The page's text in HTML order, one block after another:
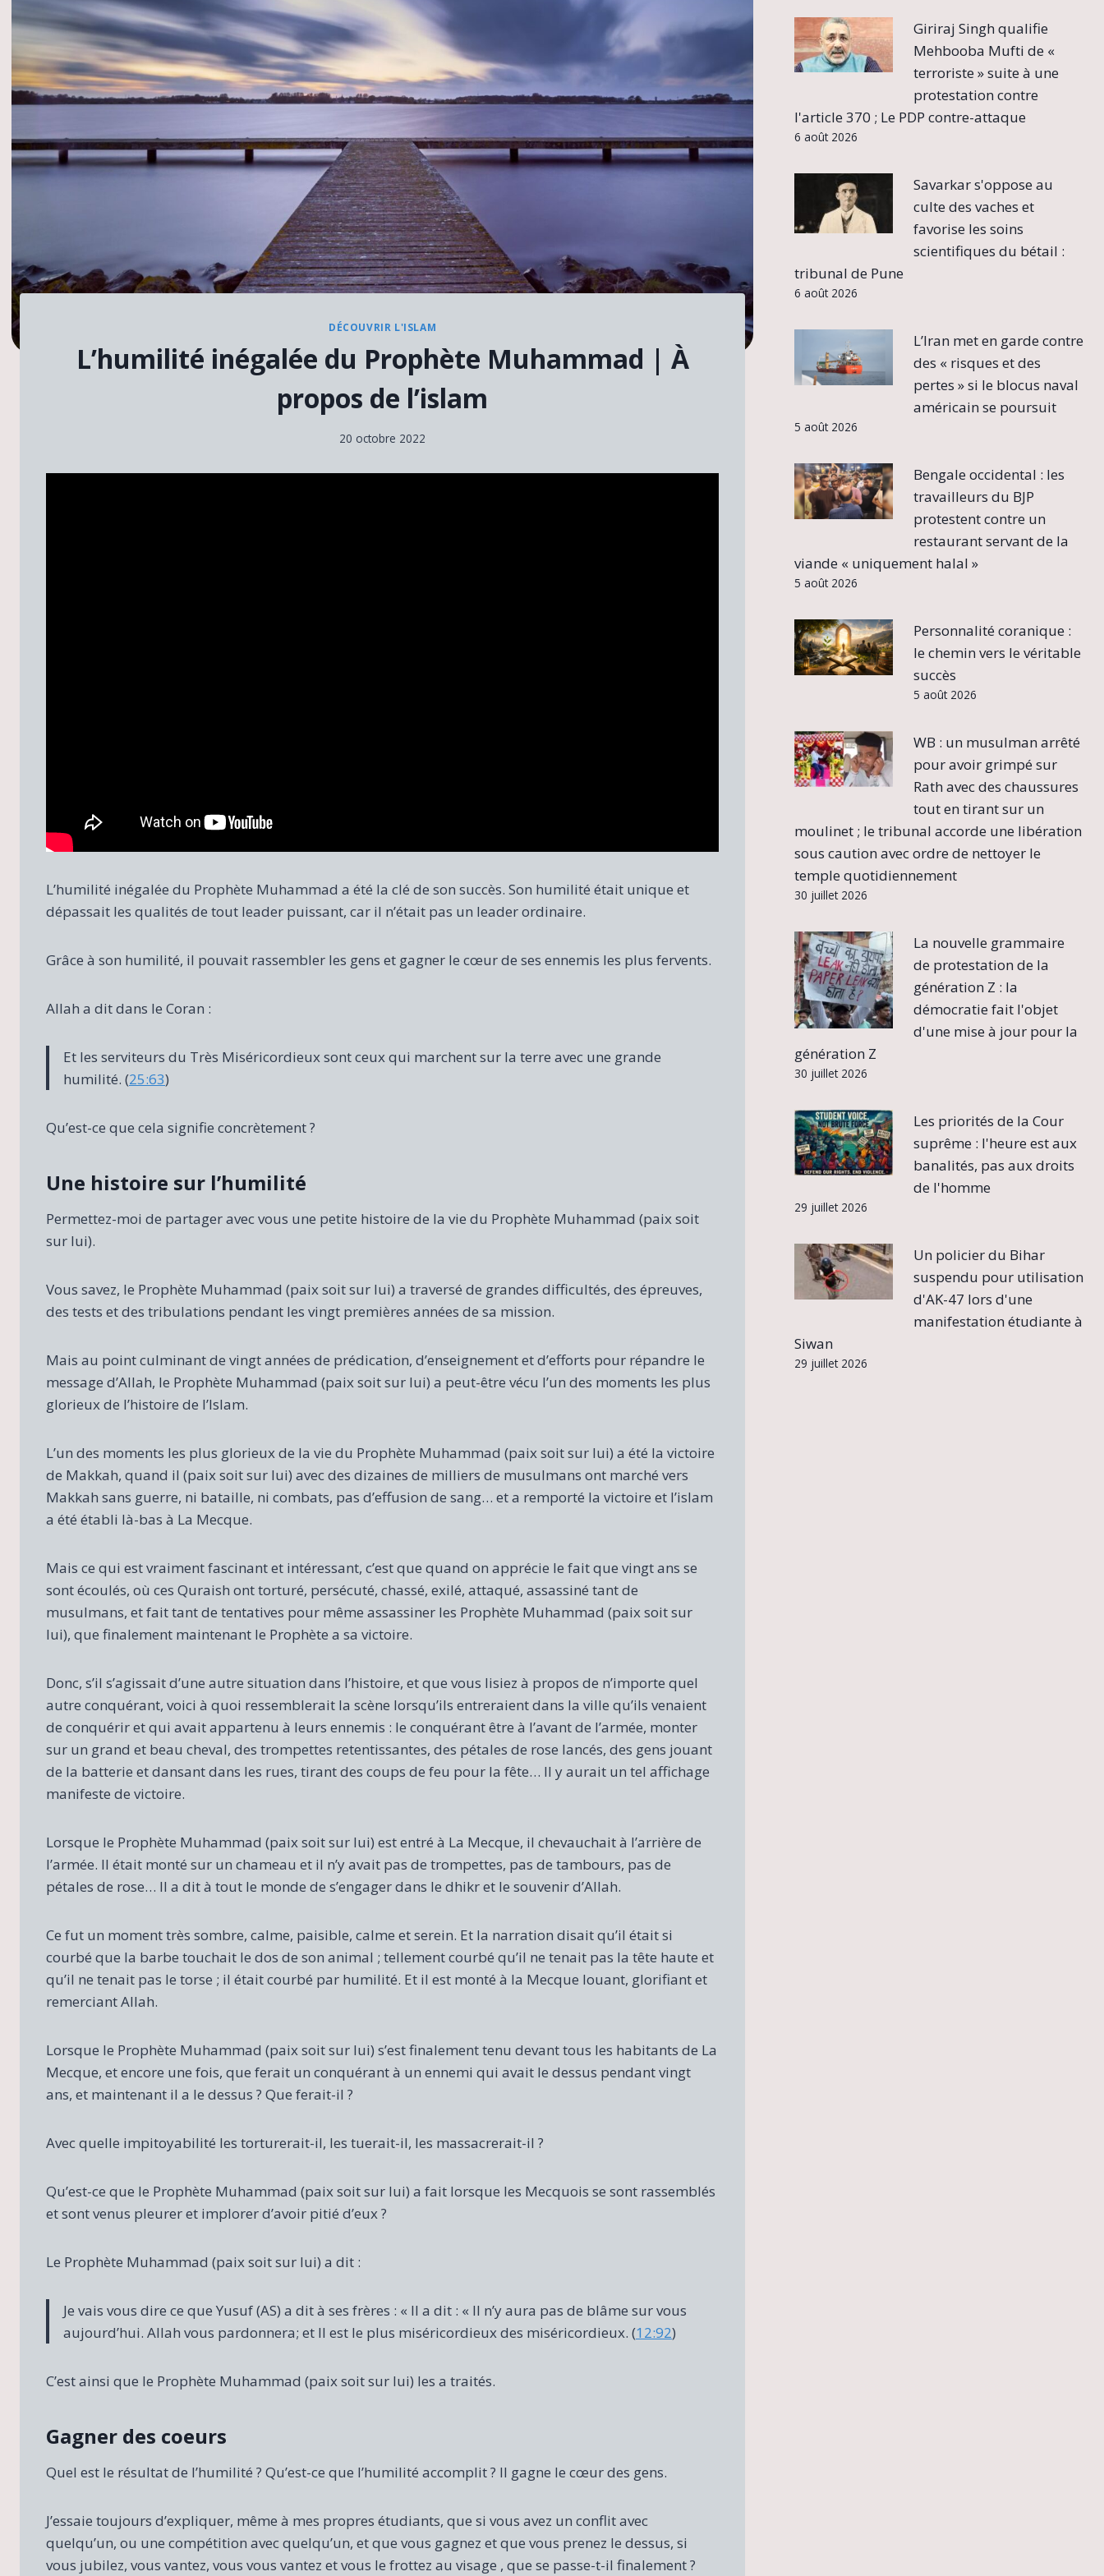
DÉCOUVRIR L'ISLAM
L’humilité inégalée du Prophète Muhammad | À
propos de l’islam
20 octobre 2022
L’humilité inégalée du Prophète Muhammad a été la clé de son succès. Son humilité était unique et
dépassait les qualités de tout leader puissant, car il n’était pas un leader ordinaire.
Grâce à son humilité, il pouvait rassembler les gens et gagner le cœur de ses ennemis les plus fervents.
Allah a dit dans le Coran :
Et les serviteurs du Très Miséricordieux sont ceux qui marchent sur la terre avec une grande
humilité. (25:63)
Qu’est-ce que cela signifie concrètement ?
Une histoire sur l’humilité
Permettez-moi de partager avec vous une petite histoire de la vie du Prophète Muhammad (paix soit
sur lui).
Vous savez, le Prophète Muhammad (paix soit sur lui) a traversé de grandes difficultés, des épreuves,
des tests et des tribulations pendant les vingt premières années de sa mission.
Mais au point culminant de vingt années de prédication, d’enseignement et d’efforts pour répandre le
message d’Allah, le Prophète Muhammad (paix soit sur lui) a peut-être vécu l’un des moments les plus
glorieux de l’histoire de l’Islam.
L’un des moments les plus glorieux de la vie du Prophète Muhammad (paix soit sur lui) a été la victoire
de Makkah, quand il (paix soit sur lui) avec des dizaines de milliers de musulmans ont marché vers
Makkah sans guerre, ni bataille, ni combats, pas d’effusion de sang… et a remporté la victoire et l’islam
a été établi là-bas à La Mecque.
Mais ce qui est vraiment fascinant et intéressant, c’est que quand on apprécie le fait que vingt ans se
sont écoulés, où ces Quraish ont torturé, persécuté, chassé, exilé, attaqué, assassiné tant de
musulmans, et fait tant de tentatives pour même assassiner les Prophète Muhammad (paix soit sur
lui), que finalement maintenant le Prophète a sa victoire.
Donc, s’il s’agissait d’une autre situation dans l’histoire, et que vous lisiez à propos de n’importe quel
autre conquérant, voici à quoi ressemblerait la scène lorsqu’ils entreraient dans la ville qu’ils venaient
de conquérir et qui avait appartenu à leurs ennemis : le conquérant être à l’avant de l’armée, monter
sur un grand et beau cheval, des trompettes retentissantes, des pétales de rose lancés, des gens jouant
de la batterie et dansant dans les rues, tirant des coups de feu pour la fête… Il y aurait un tel affichage
manifeste de victoire.
Lorsque le Prophète Muhammad (paix soit sur lui) est entré à La Mecque, il chevauchait à l’arrière de
l’armée. Il était monté sur un chameau et il n’y avait pas de trompettes, pas de tambours, pas de
pétales de rose… Il a dit à tout le monde de s’engager dans le dhikr et le souvenir d’Allah.
Ce fut un moment très sombre, calme, paisible, calme et serein. Et la narration disait qu’il était si
courbé que la barbe touchait le dos de son animal ; tellement courbé qu’il ne tenait pas la tête haute et
qu’il ne tenait pas le torse ; il était courbé par humilité. Et il est monté à la Mecque louant, glorifiant et
remerciant Allah.
Lorsque le Prophète Muhammad (paix soit sur lui) s’est finalement tenu devant tous les habitants de La
Mecque, et encore une fois, que ferait un conquérant à un ennemi qui avait le dessus pendant vingt
ans, et maintenant il a le dessus ? Que ferait-il ?
Avec quelle impitoyabilité les torturerait-il, les tuerait-il, les massacrerait-il ?
Qu’est-ce que le Prophète Muhammad (paix soit sur lui) a fait lorsque les Mecquois se sont rassemblés
et sont venus pleurer et implorer d’avoir pitié d’eux ?
Le Prophète Muhammad (paix soit sur lui) a dit :
Je vais vous dire ce que Yusuf (AS) a dit à ses frères : « Il a dit : « Il n’y aura pas de blâme sur vous
aujourd’hui. Allah vous pardonnera; et Il est le plus miséricordieux des miséricordieux. (12:92)
C’est ainsi que le Prophète Muhammad (paix soit sur lui) les a traités.
Gagner des coeurs
Quel est le résultat de l’humilité ? Qu’est-ce que l’humilité accomplit ? Il gagne le cœur des gens.
J’essaie toujours d’expliquer, même à mes propres étudiants, que si vous avez un conflit avec
quelqu’un, ou une compétition avec quelqu’un, et que vous gagnez et que vous prenez le dessus, si
vous jubilez, vous vantez, vous vous vantez et vous le frottez au visage , que se passe-t-il finalement ?
Giriraj Singh qualifie
Mehbooba Mufti de «
terroriste » suite à une
protestation contre
l'article 370 ; Le PDP contre-attaque
6 août 2026
Savarkar s'oppose au
culte des vaches et
favorise les soins
scientifiques du bétail :
tribunal de Pune
6 août 2026
L’Iran met en garde contre
des « risques et des
pertes » si le blocus naval
américain se poursuit
5 août 2026
Bengale occidental : les
travailleurs du BJP
protestent contre un
restaurant servant de la
viande « uniquement halal »
5 août 2026
Personnalité coranique :
le chemin vers le véritable
succès
5 août 2026
WB : un musulman arrêté
pour avoir grimpé sur
Rath avec des chaussures
tout en tirant sur un
moulinet ; le tribunal accorde une libération
sous caution avec ordre de nettoyer le
temple quotidiennement
30 juillet 2026
La nouvelle grammaire
de protestation de la
génération Z : la
démocratie fait l'objet
d'une mise à jour pour la
génération Z
30 juillet 2026
Les priorités de la Cour
suprême : l'heure est aux
banalités, pas aux droits
de l'homme
29 juillet 2026
Un policier du Bihar
suspendu pour utilisation
d'AK-47 lors d'une
manifestation étudiante à
Siwan
29 juillet 2026